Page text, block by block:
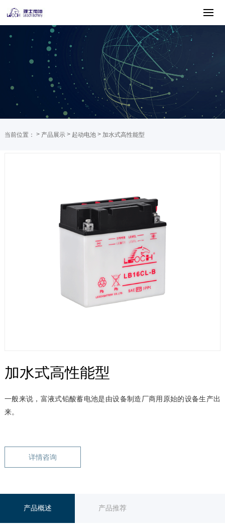
当前位置： > 产品展示> 起动电池> 加水式高性能型
加水式高性能型
一般来说，富液式铅酸蓄电池是由设备制造厂商用原始的设备生产出
来。
详情咨询
产品概述 产品推荐